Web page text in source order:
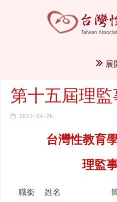
展
第十五屆理
2022-04-26
台灣性教育
理監
職銜 姓名 簡